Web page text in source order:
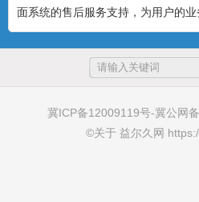
面系统的售后服务支持，为用户的业
冀ICP备12009119号-冀公网
©关于 益尔久网